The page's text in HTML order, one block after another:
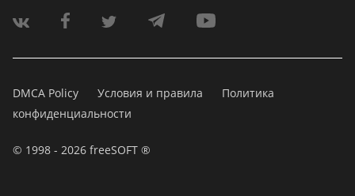
DMCA Policy Условия и правила
Политика
конфиденциальности
© 1998 - 2026 freeSOFT ®